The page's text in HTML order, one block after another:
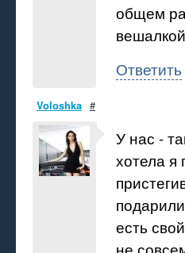
общем
Ответить
Voloshka #
У нас -
хотела я
есть
не